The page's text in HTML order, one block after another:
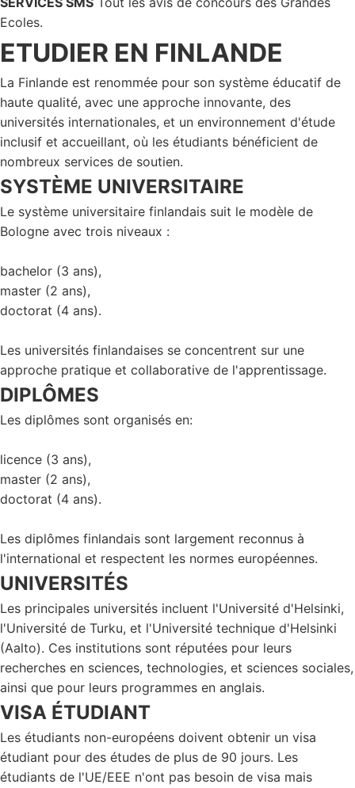
Ecoles.
ETUDIER EN FINLANDE
La Finlande est renommée pour son système éducatif de
haute qualité, avec une approche innovante, des
universités internationales, et un environnement d'étude
inclusif et accueillant, où les étudiants bénéficient de
nombreux services de soutien.
SYSTÈME UNIVERSITAIRE
Le système universitaire finlandais suit le modèle de
Bologne avec trois niveaux :
bachelor (3 ans),
master (2 ans),
doctorat (4 ans).
Les universités finlandaises se concentrent sur une
approche pratique et collaborative de l'apprentissage.
DIPLÔMES
Les diplômes sont organisés en:
licence (3 ans),
master (2 ans),
doctorat (4 ans).
Les diplômes finlandais sont largement reconnus à
l'international et respectent les normes européennes.
UNIVERSITÉS
Les principales universités incluent l'Université d'Helsinki,
l'Université de Turku, et l'Université technique d'Helsinki
(Aalto). Ces institutions sont réputées pour leurs
recherches en sciences, technologies, et sciences sociales,
ainsi que pour leurs programmes en anglais.
VISA ÉTUDIANT
Les étudiants non-européens doivent obtenir un visa
étudiant pour des études de plus de 90 jours. Les
étudiants de l'UE/EEE n'ont pas besoin de visa mais